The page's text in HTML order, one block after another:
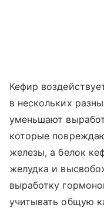
Кефир
в нескольких
уменьшают
которые
железы, а белок
желудка и
выработку
учитывать общую